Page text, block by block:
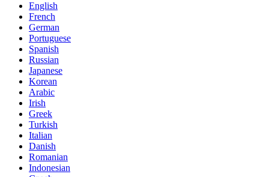
English
French
German
Portuguese
Spanish
Russian
Japanese
Korean
Arabic
Irish
Greek
Turkish
Italian
Danish
Romanian
Indonesian